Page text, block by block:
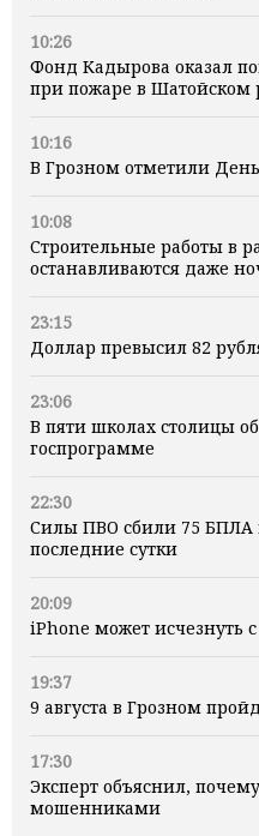
10:26
Фонд Кадырова оказал
при пожаре в Шатойском
10:16
В Грозном отметили
10:08
Строительные работы в
останавливаются даже
23:15
Доллар превысил 82
23:06
В пяти школах столицы
госпрограмме
22:30
Силы ПВО сбили 75 БПЛА
последние сутки
20:09
iPhone может исчезнуть
19:37
9 августа в Грозном
17:30
Эксперт объяснил,
мошенниками